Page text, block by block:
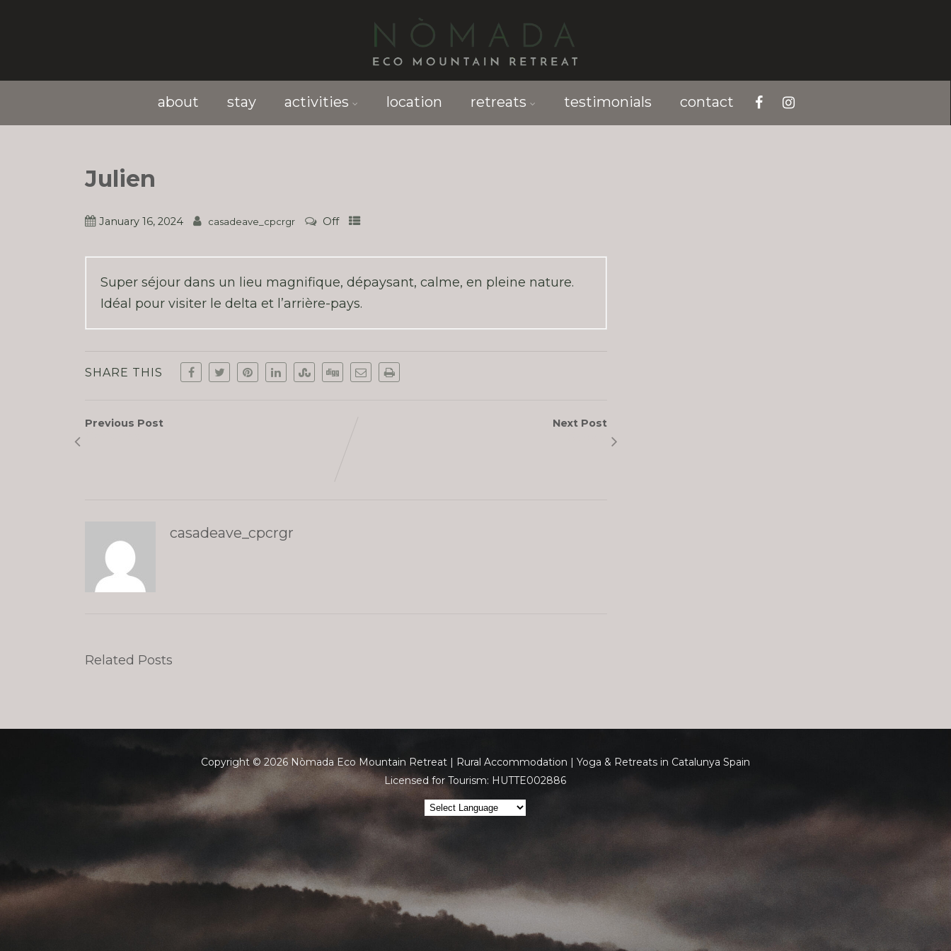
about stay activities location retreats testimonials contact
Julien
January 16, 2024 casadeave_cpcrgr Off
Super séjour dans un lieu magnifique, dépaysant, calme, en pleine nature.
Idéal pour visiter le delta et l’arrière-pays.
SHARE THIS
Previous Post Next Post
casadeave_cpcrgr
Related Posts
Copyright © 2026 Nòmada Eco Mountain Retreat | Rural Accommodation | Yoga & Retreats in Catalunya Spain
Licensed for Tourism: HUTTE002886